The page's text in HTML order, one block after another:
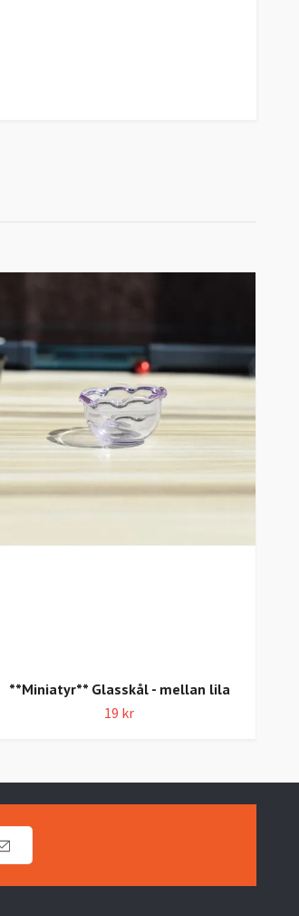
**Miniatyr** Glasskål - mellan lila
19 kr